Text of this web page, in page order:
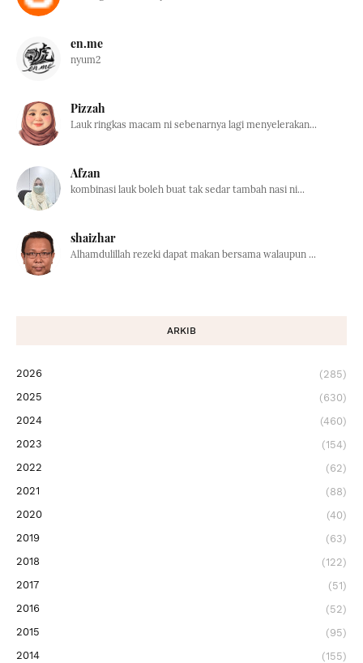
en.me
nyum2
Pizzah
Lauk ringkas macam ni sebenarnya lagi menyelerakan...
Afzan
kombinasi lauk boleh buat tak sedar tambah nasi ni...
shaizhar
Alhamdulillah rezeki dapat makan bersama walaupun ...
ARKIB
2026
(285)
2025
(630)
2024
(460)
2023
(154)
2022
(62)
2021
(88)
2020
(40)
2019
(63)
2018
(122)
2017
(51)
2016
(52)
2015
(95)
2014
(155)